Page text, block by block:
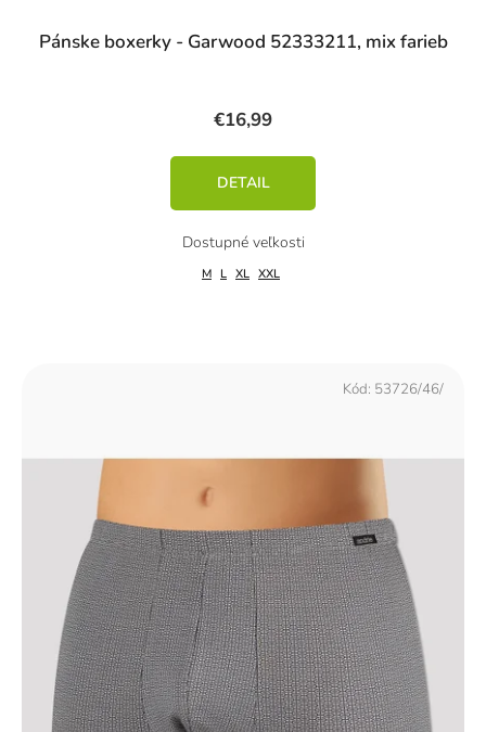
Pánske boxerky - Garwood 52333211, mix farieb
€16,99
DETAIL
M L XL XXL
Kód: 53726/46/